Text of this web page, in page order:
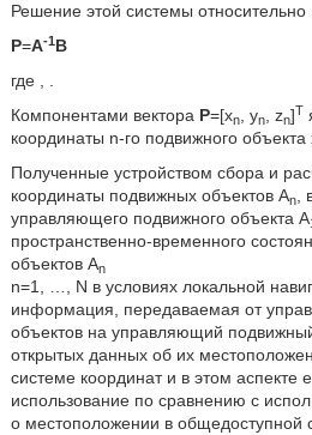
Решение этой системы относительно
P=A-1B
где
Компонентами вектора P=[xn, yn, zn]T
координаты n-го подвижного объекта
Полученные устройством сбора и
координаты подвижных объектов Аn,
управляющего подвижного объекта А
пространственно-временного
объектов Аn
n=1, …, N в условиях локальной
информация, передаваемая от
объектов на управляющий
открытых данных об их
системе координат и в этом аспекте
использование по сравнению с
о местоположении в общедоступной